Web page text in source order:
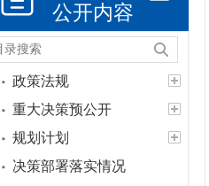
公开内容
政策法规
重大决策预公开
规划计划
决策部署落实情况